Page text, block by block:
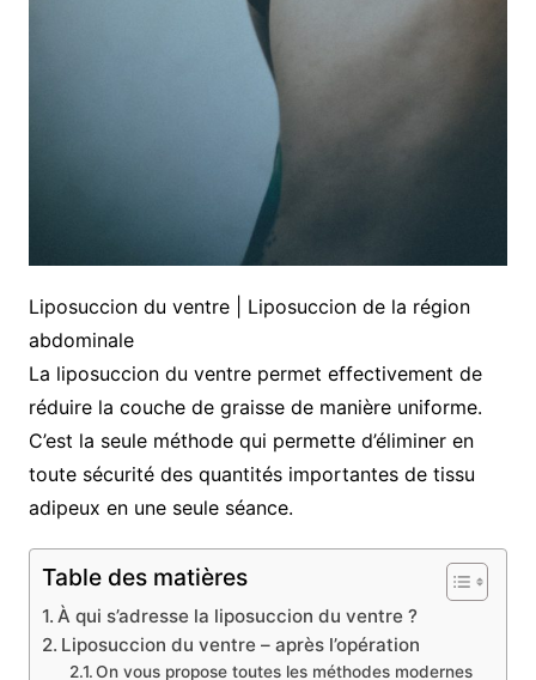
Liposuccion du ventre | Liposuccion de la région
abdominale
La liposuccion du ventre permet effectivement de
réduire la couche de graisse de manière uniforme.
C’est la seule méthode qui permette d’éliminer en
toute sécurité des quantités importantes de tissu
adipeux en une seule séance.
Table des matières
À qui s’adresse la liposuccion du ventre ?
Liposuccion du ventre – après l’opération
On vous propose toutes les méthodes modernes